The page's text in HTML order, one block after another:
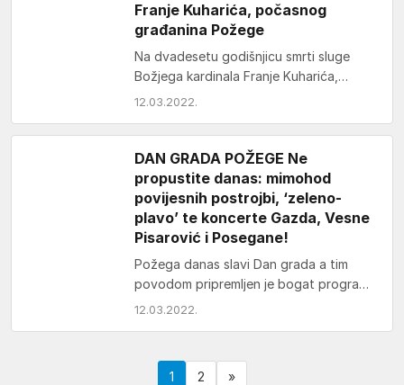
Franje Kuharića, počasnog
građanina Požege
Na dvadesetu godišnjicu smrti sluge
Božjega kardinala Franje Kuharića,
zagrebačkog nadbiskupa i počasnog
Katedrali…
12.03.2022.
DAN GRADA POŽEGE Ne
propustite danas: mimohod
povijesnih postrojbi, ‘zeleno-
plavo’ te koncerte Gazda, Vesne
Pisarović i Posegane!
Požega danas slavi Dan grada a tim
povodom pripremljen je bogat program.
Početak je zakazan za 10 sati kad će…
12.03.2022.
1 2 »